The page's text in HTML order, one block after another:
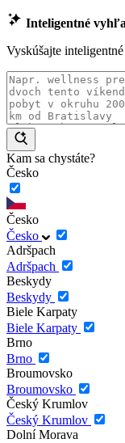
Inteligentné
Vyskúšajte
Kam sa chystáte?
Česko
Česko
Česko
Adršpach
Adršpach
Beskydy
Beskydy
Biele Karpaty
Biele Karpaty
Brno
Brno
Broumovsko
Broumovsko
Český Krumlov
Český Krumlov
Dolní Morava